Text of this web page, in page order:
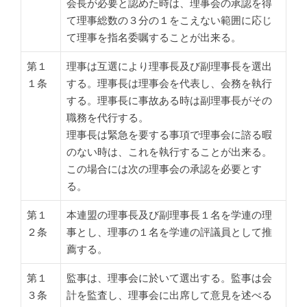
会長が必要と認めた時は、理事会の承認を得
て理事総数の３分の１をこえない範囲に応じ
て理事を指名委嘱することが出来る。
第１
１条
理事は互選により理事長及び副理事長を選出
する。理事長は理事会を代表し、会務を執行
する。理事長に事故ある時は副理事長がその
職務を代行する。
理事長は緊急を要する事項で理事会に諮る暇
のない時は、これを執行することが出来る。
この場合には次の理事会の承認を必要とす
る。
第１
２条
本連盟の理事長及び副理事長１名を学連の理
事とし、理事の１名を学連の評議員として推
薦する。
第１
３条
監事は、理事会に於いて選出する。監事は会
計を監査し、理事会に出席して意見を述べる